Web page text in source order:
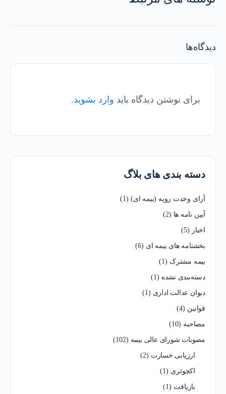
دیدگاه‌ها
برای نوشتن دیدگاه باید وارد بشوید.
دسته بندی های بلاگ
آرای وحدت رویه (بیمه ای)(1)
آیین نامه ها (2)
اخبار (5)
بخشنامه های بیمه ای (6)
بیمه مشترک (1)
دسته‌بندی نشده (1)
دیوان عدالت اداری (1)
قوانین (4)
مصاحبه (10)
مصوبات شورای عالی بیمه (102)
ارزیابی خسارت (2)
اکچوئری (1)
بازیافت (1)